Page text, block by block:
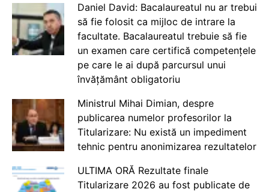
Daniel David: Bacalaureatul nu ar trebui
să fie folosit ca mijloc de intrare la
facultate. Bacalaureatul trebuie să fie
un examen care certifică competențele
pe care le ai după parcursul unui
învățământ obligatoriu
Ministrul Mihai Dimian, despre
publicarea numelor profesorilor la
Titularizare: Nu există un impediment
tehnic pentru anonimizarea rezultatelor
ULTIMA ORĂ Rezultate finale
Titularizare 2026 au fost publicate de